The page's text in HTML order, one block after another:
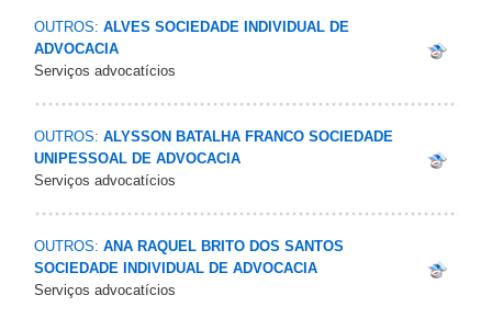
OUTROS: ALVES SOCIEDADE INDIVIDUAL DE
ADVOCACIA
Serviços advocatícios
OUTROS: ALYSSON BATALHA FRANCO SOCIEDADE
UNIPESSOAL DE ADVOCACIA
Serviços advocatícios
OUTROS: ANA RAQUEL BRITO DOS SANTOS
SOCIEDADE INDIVIDUAL DE ADVOCACIA
Serviços advocatícios